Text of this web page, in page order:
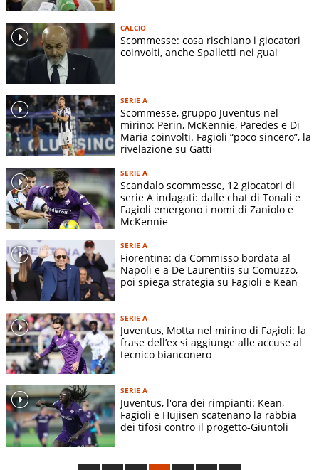
CALCIO
Scommesse: cosa rischiano i giocatori
coinvolti, anche Spalletti nei guai
SERIE A
Scommesse, gruppo Juventus nel
mirino: Perin, McKennie, Paredes e Di
Maria coinvolti. Fagioli “poco sincero”, la
rivelazione su Gatti
SERIE A
Scandalo scommesse, 12 giocatori di
serie A indagati: dalle chat di Tonali e
Fagioli emergono i nomi di Zaniolo e
McKennie
SERIE A
Fiorentina: da Commisso bordata al
Napoli e a De Laurentiis su Comuzzo,
poi spiega strategia su Fagioli e Kean
SERIE A
Juventus, Motta nel mirino di Fagioli: la
frase dell’ex si aggiunge alle accuse al
tecnico bianconero
SERIE A
Juventus, l'ora dei rimpianti: Kean,
Fagioli e Hujisen scatenano la rabbia
dei tifosi contro il progetto-Giuntoli